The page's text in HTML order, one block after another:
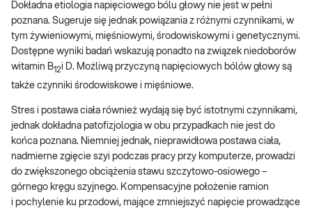
Dokładna etiologia napięciowego bólu głowy nie jest w pełni
poznana. Sugeruje się jednak powiązania z różnymi czynnikami, w
tym żywieniowymi, mięśniowymi, środowiskowymi i genetycznymi.
Dostępne wyniki badań wskazują ponadto na związek niedoborów
witamin B12i D. Możliwą przyczyną napięciowych bólów głowy są
także czynniki środowiskowe i mięśniowe.
Stres i postawa ciała również wydają się być istotnymi czynnikami,
jednak dokładna patofizjologia w obu przypadkach nie jest do
końca poznana. Niemniej jednak, nieprawidłowa postawa ciała,
nadmierne zgięcie szyi podczas pracy przy komputerze, prowadzi
do zwiększonego obciążenia stawu szczytowo-osiowego –
górnego kręgu szyjnego. Kompensacyjne położenie ramion
i pochylenie ku przodowi, mające zmniejszyć napięcie prowadzące